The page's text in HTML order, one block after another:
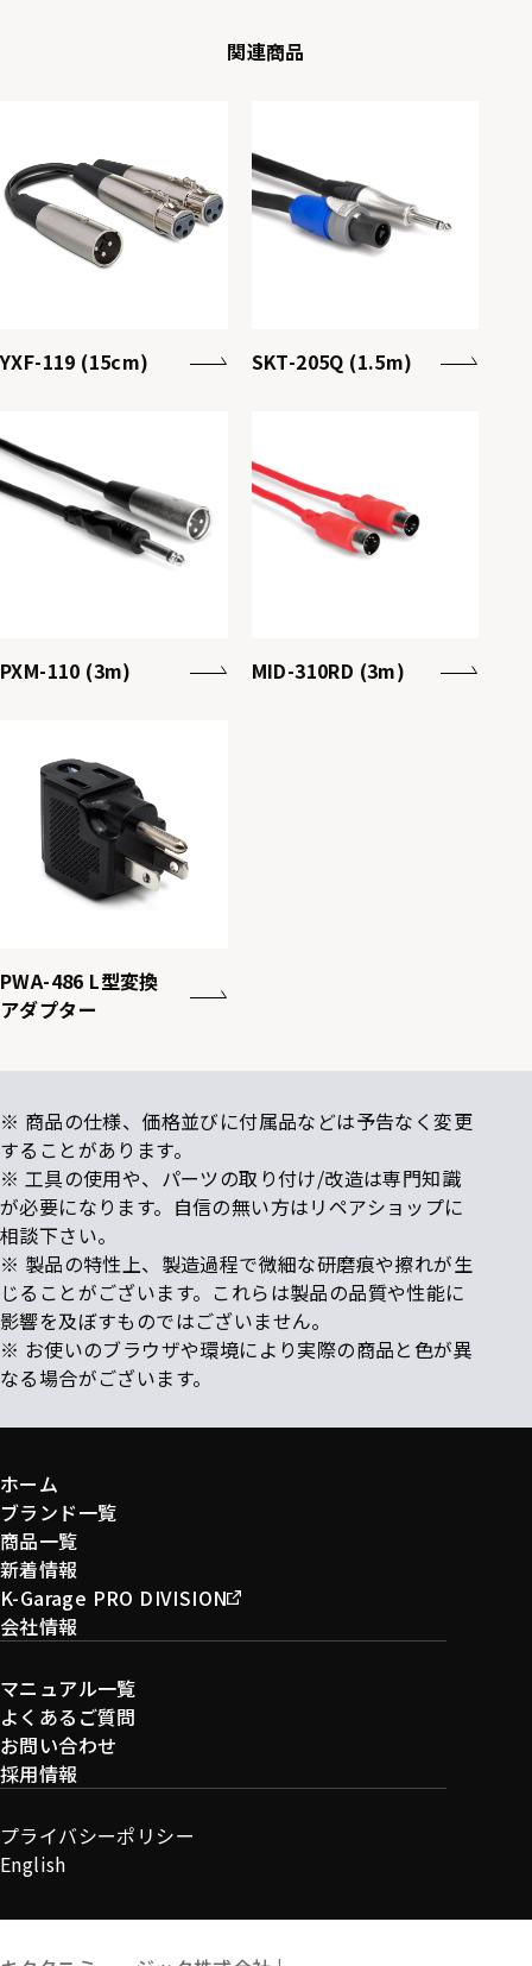
関連商品
YXF-119 (15cm) SKT-205Q (1.5m)
PXM-110 (3m) MID-310RD (3m)
PWA-486 L型変換
アダプター
※ 商品の仕様、価格並びに付属品などは予告なく変更
することがあります。
※ 工具の使用や、パーツの取り付け/改造は専門知識
が必要になります。自信の無い方はリペアショップに
相談下さい。
※ 製品の特性上、製造過程で微細な研磨痕や擦れが生
じることがございます。これらは製品の品質や性能に
影響を及ぼすものではございません。
※ お使いのブラウザや環境により実際の商品と色が異
なる場合がございます。
ホーム
ブランド一覧
商品一覧
新着情報
K-Garage PRO DIVISION
会社情報
マニュアル一覧
よくあるご質問
お問い合わせ
採用情報
プライバシーポリシー
English